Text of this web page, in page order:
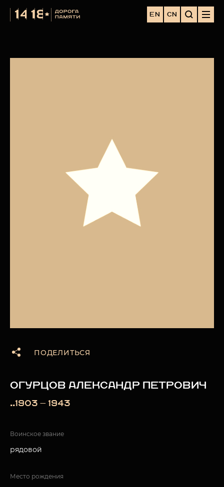
EN CN
ПОДЕЛИТЬСЯ
ОГУРЦОВ АЛЕКСАНДР ПЕТРОВИЧ
..1903 — 1943
Воинское звание
рядовой
Место рождения